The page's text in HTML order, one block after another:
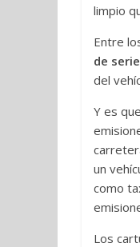
limpio
Entre
de
del
Y es
un
como
Los